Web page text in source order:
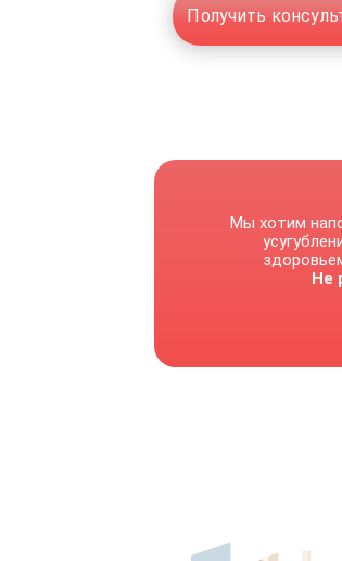
Получить
Мы хотим
Не